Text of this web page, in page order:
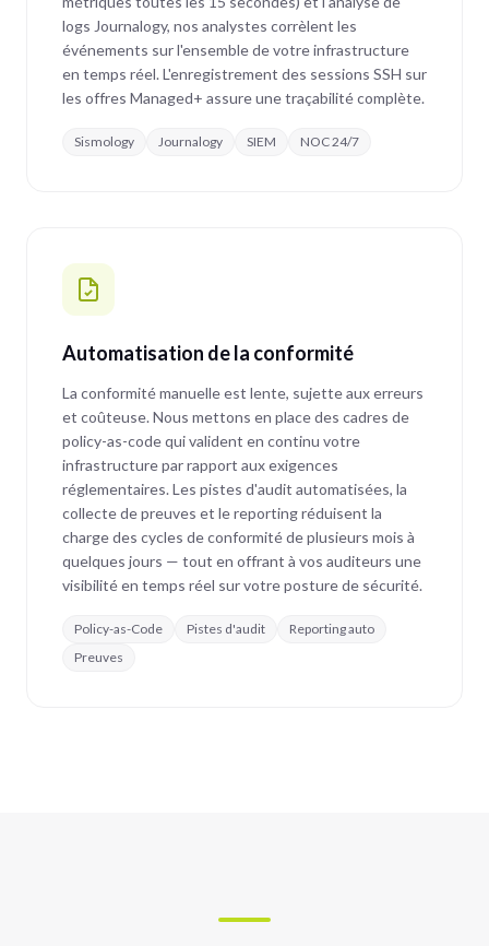
logs Journalogy, nos analystes corrèlent les
événements sur l'ensemble de votre infrastructure
en temps réel. L'enregistrement des sessions SSH sur
les offres Managed+ assure une traçabilité complète.
Sismology Journalogy SIEM NOC 24/7
Automatisation de la conformité
La conformité manuelle est lente, sujette aux erreurs
et coûteuse. Nous mettons en place des cadres de
policy-as-code qui valident en continu votre
infrastructure par rapport aux exigences
réglementaires. Les pistes d'audit automatisées, la
collecte de preuves et le reporting réduisent la
charge des cycles de conformité de plusieurs mois à
quelques jours — tout en offrant à vos auditeurs une
visibilité en temps réel sur votre posture de sécurité.
Policy-as-Code Pistes d'audit
Reporting auto
Preuves